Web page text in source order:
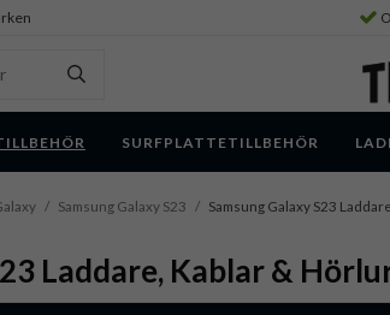
SURFPLATTETILLBEHÖR
/ Samsung Galaxy S23 / Samsung Galaxy S23
Laddare, Kablar &